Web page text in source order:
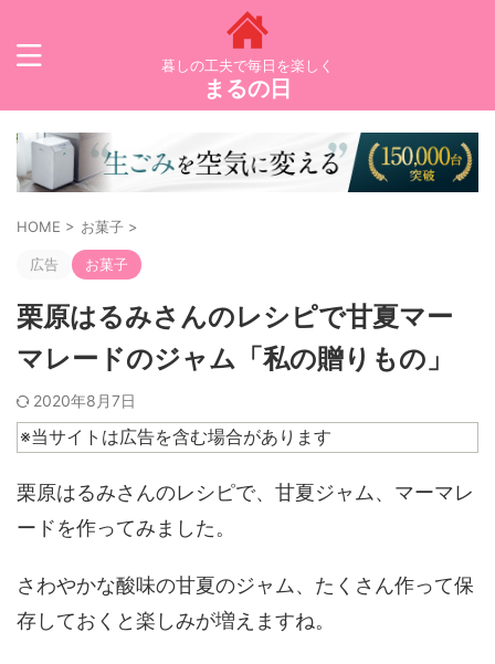
暮しの工夫で毎日を楽しく
まるの日
HOME > お菓子 >
広告 お菓子
栗原はるみさんのレシピで甘夏マー
マレードのジャム「私の贈りもの」
2020年8月7日
※当サイトは広告を含む場合があります
栗原はるみさんのレシピで、甘夏ジャム、マーマレ
ードを作ってみました。
さわやかな酸味の甘夏のジャム、たくさん作って保
存しておくと楽しみが増えますね。